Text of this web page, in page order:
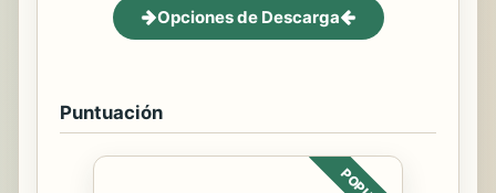
Opciones de Descarga
Puntuación